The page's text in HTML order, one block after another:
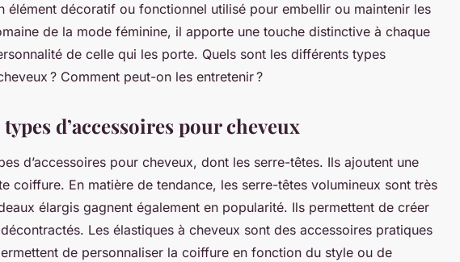
élément décoratif ou fonctionnel utilisé pour embellir ou maintenir les
de la mode féminine, il apporte une touche distinctive à chaque
de celle qui les porte. Quels sont les différents types
? Comment peut-on les entretenir ?
d’accessoires pour cheveux
d’accessoires pour cheveux, dont les serre-têtes. Ils ajoutent une
coiffure. En matière de tendance, les serre-têtes volumineux sont très
élargis gagnent également en popularité. Ils permettent de créer
Les élastiques à cheveux sont des accessoires pratiques
de personnaliser la coiffure en fonction du style ou de